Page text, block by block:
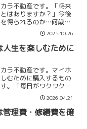
ラ不動産です。「将来
はありますか？」今後
得られるのか…何歳ま
後は生活できるのか…
ほど、早めにマイホーム
と考えています。いく
...
2025.10.26
人生を楽しむために
ラ不動産です。マイホ
むために購入するもの
。「毎日がワクワクす
向上する」「趣味が増
しくなるマイホームが良
思っています。通勤時
ど、数字...
2026.04.21
管理費・修繕費を確